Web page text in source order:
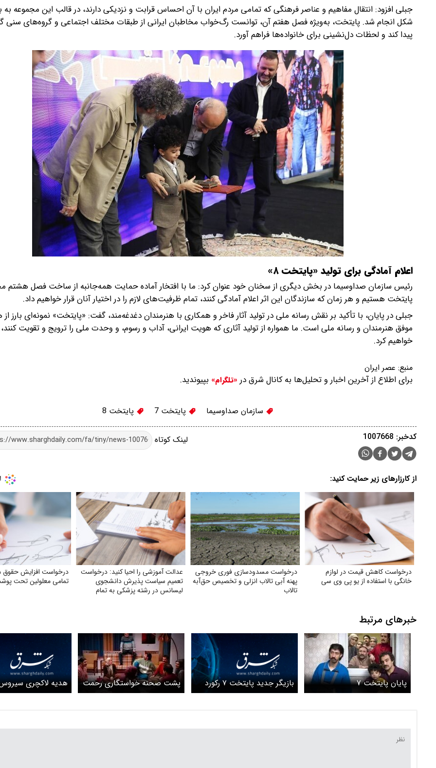
جبلی افزود: انتقال مفاهیم و عناصر فرهنگی که تمامی مردم ایران با آن احساس قرابت و نزدیکی دارند، در قالب این مجموعه به
شکل انجام شد. پایتخت، به‌ویژه فصل هفتم آن، توانست رگ‌خواب مخاطبان ایرانی از طبقات مختلف اجتماعی و گروه‌های سنی
پیدا کند و لحظات دل‌نشینی برای خانواده‌ها فراهم آورد.
اعلام آمادگی برای تولید «پایتخت ۸»
رئیس سازمان صداوسیما در بخش دیگری از سخنان خود عنوان کرد: ما با افتخار آماده حمایت همه‌جانبه از ساخت فصل هشتم
پایتخت هستیم و هر زمان که سازندگان این اثر اعلام آمادگی کنند، تمام ظرفیت‌های لازم را در اختیار آنان قرار خواهیم داد.
جبلی در پایان، با تأکید بر نقش رسانه ملی در تولید آثار فاخر و همکاری با هنرمندان دغدغه‌مند، گفت: «پایتخت» نمونه‌ای بارز
موفق هنرمندان و رسانه ملی است. ما همواره از تولید آثاری که هویت ایرانی، آداب و رسوم، و وحدت ملی را ترویج و تقویت
خواهیم کرد.
منبع: عصر ایران
برای اطلاع از آخرین اخبار و تحلیل‌ها به کانال شرق در «تلگرام» بپیوندید.
سازمان صداوسیما پایتخت 7 پایتخت 8
لینک کوتاه کدخبر: 1007668
از کارزارهای زیر حمایت کنید:
درخواست کاهش قیمت در لوازم
خانگی با استفاده از یو پی وی سی
درخواست مسدودسازی فوری خروجی
پهنه آبی تالاب انزلی و تخصیص حق‌آبه
تالاب
عدالت آموزشی را احیا کنید: درخواست
تعمیم سیاست پذیرش دانشجوی
لیسانس در رشته پزشکی به تمام
درخواست افزایش
تمامی معلولین تحت
خبرهای مرتبط
پایان پایتخت ۷
بازیگر جدید پایتخت ۷ رکورد
قد بهرام افشاری را شکست
پشت صحنه خواستگاری رحمت
از فهیمه پایتخت ۷ + ویدئو
هدیه لاکچری
سالار پایتخت ۷